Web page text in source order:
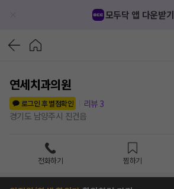
모두닥 앱 다운받기
연세치과의원
로그인 후 별점확인
리뷰 3
경기도 남양주시 진건읍
전화하기 찜하기